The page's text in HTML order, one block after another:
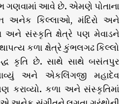
ગણવામાં આવે છે. એમણે પોતાના
અનેક કિલ્લાઓ, મંદિરો અને
અને સંસ્કૃતિ ક્ષેત્રે પણ મેવાડને
કળા ક્ષેત્રે કુંભલગઢ કિલ્લો
કૃતિ છે. સાથે સાથે બસંતપુર
અને એકલિંગજી મહાદેવ
પણ કરાવ્યો. કળા અને સંસ્કૃતિમાં